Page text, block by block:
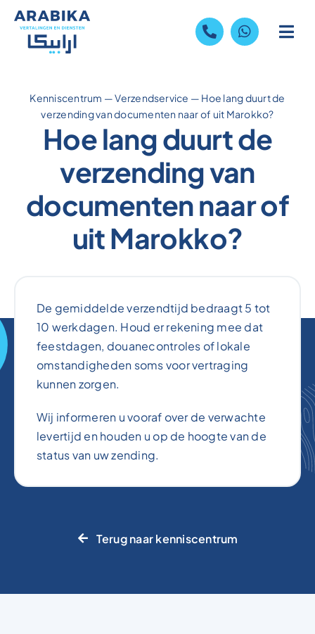
Skip
content
Kenniscentrum —Verzendservice — Hoe lang duurt de
verzending van documenten naar of uit Marokko?
Hoe lang duurt de
verzending van
documenten naar of
uit Marokko?
De gemiddelde verzendtijd bedraagt 5 tot
10 werkdagen. Houd er rekening mee dat
feestdagen, douanecontroles of lokale
omstandigheden soms voor vertraging
kunnen zorgen.
Wij informeren u vooraf over de verwachte
levertijd en houden u op de hoogte van de
status van uw zending.
Terug naar kenniscentrum